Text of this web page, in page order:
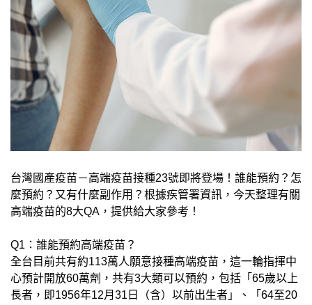
台灣國產疫苗－高端疫苗接種23號即將登場！誰能預約？怎
麼預約？又有什麼副作用？根據疾管署資訊，今天整理有關
高端疫苗的8大QA，提供給大家參考！
Q1：誰能預約高端疫苗？
全台目前共有約113萬人願意接種高端疫苗，這一輪指揮中
心預計開放60萬劑，共有3大類可以預約，包括「65歲以上
長者，即1956年12月31日（含）以前出生者」、「64至20